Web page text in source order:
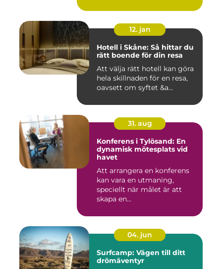
12. jan
Hotell i Skåne: Så hittar du
rätt boende för din resa
Att välja rätt hotell kan göra
hela skillnaden för en resa,
oavsett om syftet &a...
31. aug
Konferens i Tylösand: En
dynamisk mötesplats vid
havet
Att arrangera en konferens
kan vara en utmaning,
speciellt när målet är att
skapa en...
04. jun
Surfcamp: Vägen till ditt
drömäventyr